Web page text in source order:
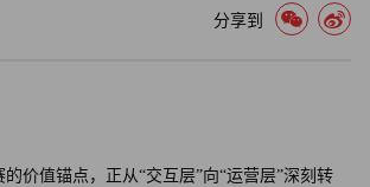
会明白：企业人工智能的成功应用不仅仅
类协同工作时，才能释放真正的商业价
现这种平衡的企业：由人类定义优先级并
分享到
价值锚点，正从“交互层”向“运营层”深刻转